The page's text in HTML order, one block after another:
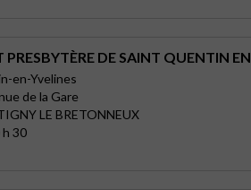
PRESBYTÈRE DE SAINT QUENTIN EN
en-Yvelines
de la Gare
LE BRETONNEUX
h 30